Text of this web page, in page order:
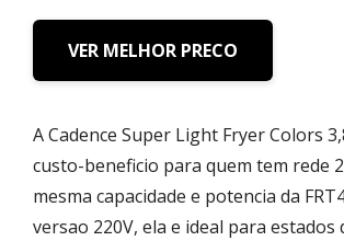
VER MELHOR PRECO
A Cadence Super Light Fryer Colors
custo-beneficio para quem tem rede
mesma capacidade e potencia da
versao 220V, ela e ideal para estados